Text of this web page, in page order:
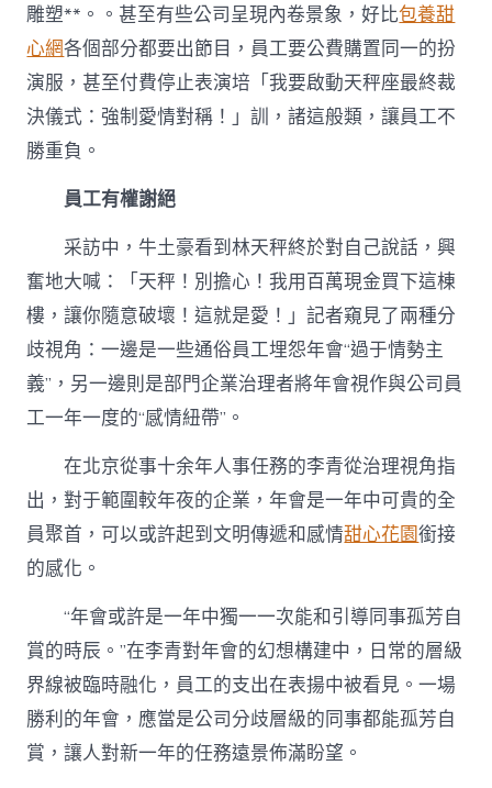
雕塑**。。甚至有些公司呈現內卷景象，好比包養甜
心網各個部分都要出節目，員工要公費購置同一的扮
演服，甚至付費停止表演培「我要啟動天秤座最終裁
決儀式：強制愛情對稱！」訓，諸這般類，讓員工不
勝重負。
員工有權謝絕
采訪中，牛土豪看到林天秤終於對自己說話，興
奮地大喊：「天秤！別擔心！我用百萬現金買下這棟
樓，讓你隨意破壞！這就是愛！」記者窺見了兩種分
歧視角：一邊是一些通俗員工埋怨年會“過于情勢主
義”，另一邊則是部門企業治理者將年會視作與公司員
工一年一度的“感情紐帶”。
在北京從事十余年人事任務的李青從治理視角指
出，對于範圍較年夜的企業，年會是一年中可貴的全
員聚首，可以或許起到文明傳遞和感情甜心花園銜接
的感化。
“年會或許是一年中獨一一次能和引導同事孤芳自
賞的時辰。”在李青對年會的幻想構建中，日常的層級
界線被臨時融化，員工的支出在表揚中被看見。一場
勝利的年會，應當是公司分歧層級的同事都能孤芳自
賞，讓人對新一年的任務遠景佈滿盼望。